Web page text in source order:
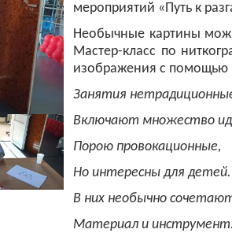
мероприятий «Путь к
Необычные картины
Мастер-класс по
изображения с помощью
Занятия
Включают множество
Порою провокационные,
Но интересны для детей.
В них необычно
Материал и инструмент.